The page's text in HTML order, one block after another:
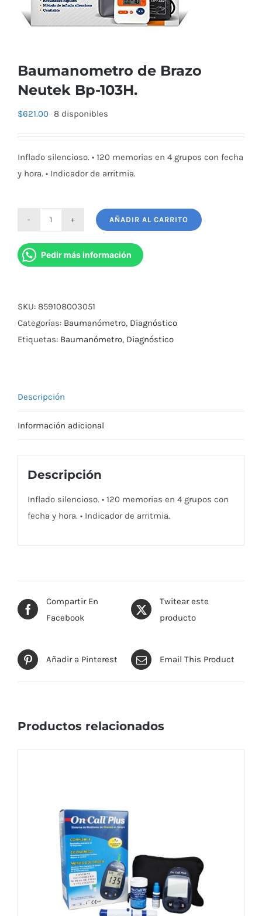
Baumanometro de Brazo
Neutek Bp-103H.
$621.00 8 disponibles
Inflado silencioso. • 120 memorias en 4 grupos con fecha
y hora. • Indicador de arritmia.
Baumanometro
de
Brazo
103H.
cantidad
AÑADIR AL CARRITO
Pedir más información
SKU: 859108003051
Categorías: Baumanómetro, Diagnóstico
Etiquetas: Baumanómetro, Diagnóstico
Descripción
Información adicional
Descripción
Inflado silencioso. • 120 memorias en 4 grupos con
fecha y hora. • Indicador de arritmia.
Compartir En
Facebook
Twitear este
producto
Añadir a Pinterest Email This Product
Productos relacionados